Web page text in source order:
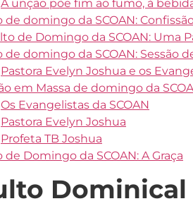
A unção põe fim ao fumo, à
de domingo da SCOAN:
de Domingo da SCOAN: Uma
de domingo da SCOAN: Sessão
Pastora Evelyn Joshua e os
em Massa de domingo da
Os Evangelistas da SCOAN
Pastora Evelyn Joshua
Profeta TB Joshua
de Domingo da SCOAN: A Graça
Dominical